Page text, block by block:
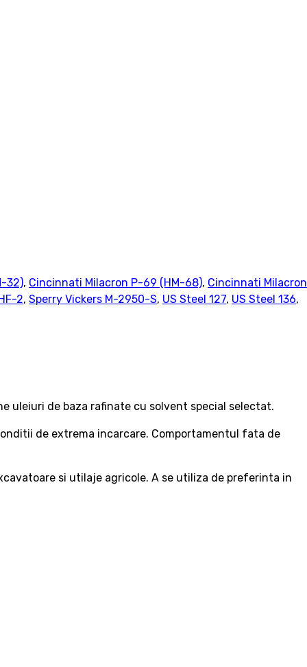
32), Cincinnati Milacron P-69 (HM-68), Cincinnati Milacron
2, Sperry Vickers M-2950-S, US Steel 127, US Steel 136,
uleiuri de baza rafinate cu solvent special selectat.
de extrema incarcare. Comportamentul fata de
si utilaje agricole. A se utiliza de preferinta in